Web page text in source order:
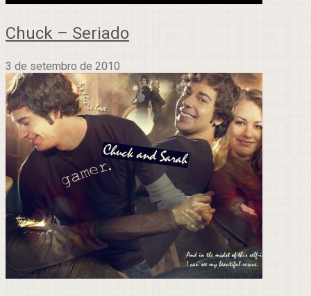
Chuck – Seriado
3 de setembro de 2010